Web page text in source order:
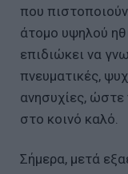
που
άτομο υψηλού
επιδιώκει να
πνευματικές,
ανησυχίες,
στο κοινό καλό.
Σήμερα, μετά